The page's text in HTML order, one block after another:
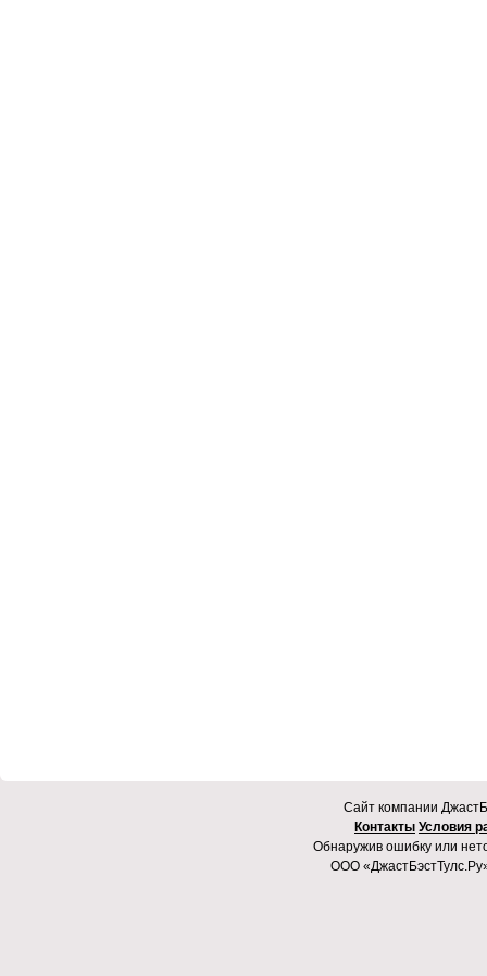
Cайт компании
Контакты Условия
Обнаружив ошибку или
ООО